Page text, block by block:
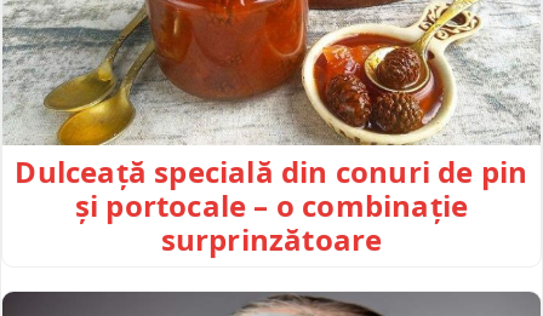
Dulceață specială din conuri de pin
și portocale – o combinație
surprinzătoare